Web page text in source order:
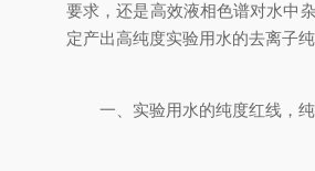
要求，还是高效液相色谱对水中
定产出高纯度实验用水的去离子
一、实验用水的纯度红线，纯